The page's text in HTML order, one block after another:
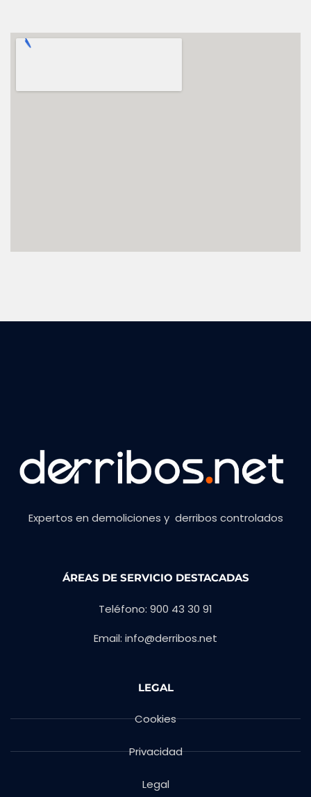
Expertos en demoliciones y derribos controlados
ÁREAS DE SERVICIO DESTACADAS
Teléfono: 900 43 30 91
Email: info@derribos.net
LEGAL
Cookies
Privacidad
Legal